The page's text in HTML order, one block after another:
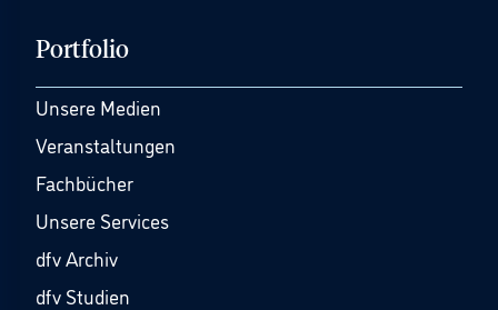
Portfolio
Unsere Medien
Veranstaltungen
Fachbücher
Unsere Services
dfv Archiv
dfv Studien